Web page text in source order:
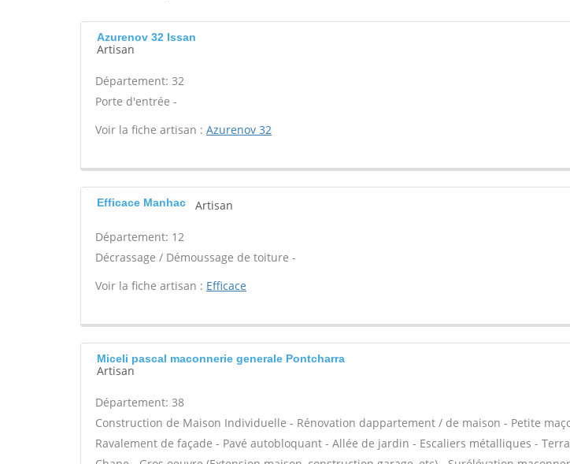
Azurenov 32 Issan
Artisan
Département: 32
Porte d'entrée -
Voir la fiche artisan : Azurenov 32
Efficace Manhac Artisan
Département: 12
Décrassage / Démoussage de toiture -
Voir la fiche artisan : Efficace
Miceli pascal maconnerie generale Pontcharra
Artisan
Département: 38
Construction de Maison Individuelle - Rénovation dappartement / de maison - Petite
Ravalement de façade - Pavé autobloquant - Allée de jardin - Escaliers métalliques -